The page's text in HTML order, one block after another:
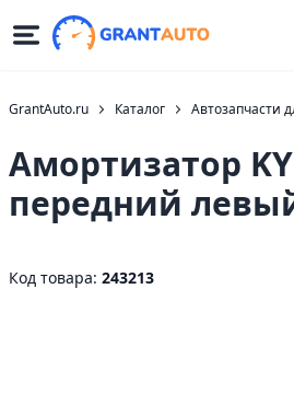
GrantAuto.ru Каталог Автозапчасти
Амортизатор
передний
Код товара: 243213